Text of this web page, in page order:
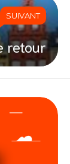
SUIVANT
retour